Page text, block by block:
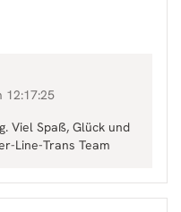
12:17:25
Viel Spaß, Glück und
Line-Trans Team